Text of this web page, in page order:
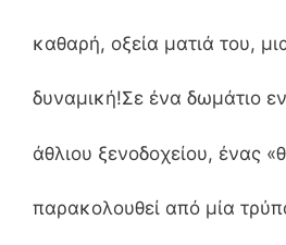
καθαρή, οξεία ματιά του,
δυναμική!Σε ένα δωμάτιο
άθλιου ξενοδοχείου, ένας
παρακολουθεί από μία